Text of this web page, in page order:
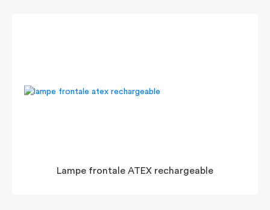
Lampe frontale ATEX rechargeable